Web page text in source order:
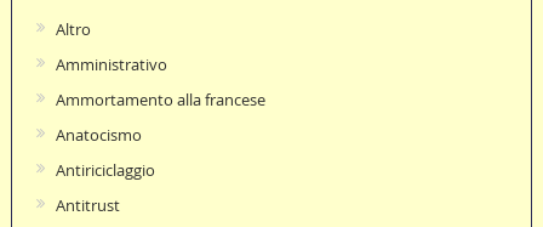
Altro
Amministrativo
Ammortamento alla francese
Anatocismo
Antiriciclaggio
Antitrust